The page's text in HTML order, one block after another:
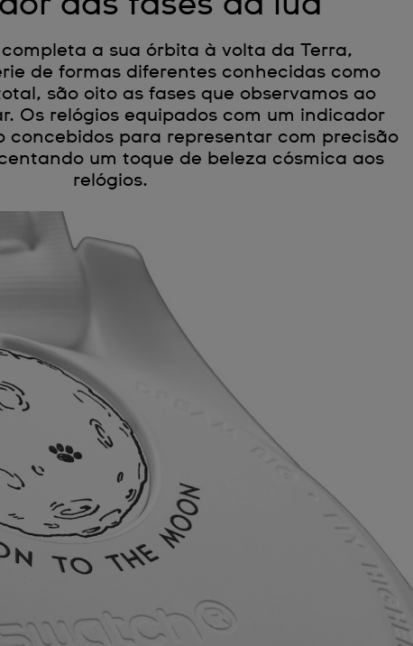
a sua órbita à volta da Terra,
de formas diferentes conhecidas como
são oito as fases que observamos ao
Os relógios equipados com um indicador
concebidos para representar com precisão
um toque de beleza cósmica aos
relógios.